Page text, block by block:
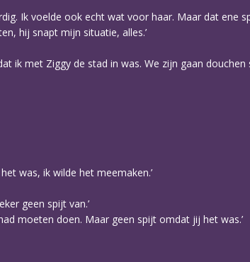
Ik voelde ook echt wat voor haar. Maar dat ene
hij snapt mijn situatie, alles.’
ik met Ziggy de stad in was. We zijn gaan
was, ik wilde het meemaken.’
geen spijt van.’
moeten doen. Maar geen spijt omdat jij het was.’